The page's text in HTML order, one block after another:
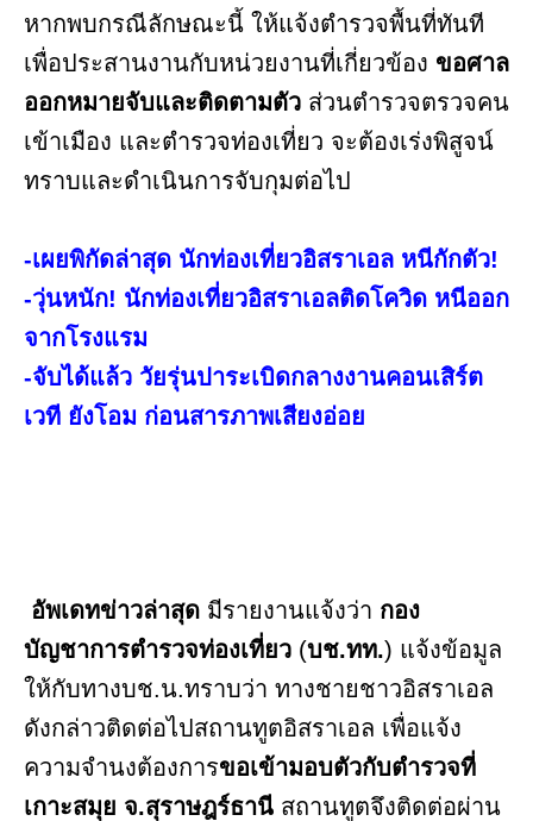
หากพบกรณีลักษณะนี้ ให้แจ้งตำรวจพื้นที่ทันที
เพื่อประสานงานกับหน่วยงานที่เกี่ยวข้อง ขอศาล
ออกหมายจับและติดตามตัว ส่วนตำรวจตรวจคน
เข้าเมือง และตำรวจท่องเที่ยว จะต้องเร่งพิสูจน์
ทราบและดำเนินการจับกุมต่อไป
-เผยพิกัดล่าสุด นักท่องเที่ยวอิสราเอล หนีกักตัว!
-วุ่นหนัก! นักท่องเที่ยวอิสราเอลติดโควิด หนีออก
จากโรงแรม
-จับได้แล้ว วัยรุ่นปาระเบิดกลางงานคอนเสิร์ต
เวที ยังโอม ก่อนสารภาพเสียงอ่อย
อัพเดทข่าวล่าสุด มีรายงานแจ้งว่า กอง
บัญชาการตำรวจท่องเที่ยว (บช.ทท.) แจ้งข้อมูล
ให้กับทางบช.น.ทราบว่า ทางชายชาวอิสราเอล
ดังกล่าวติดต่อไปสถานทูตอิสราเอล เพื่อแจ้ง
ความจำนงต้องการขอเข้ามอบตัวกับตำรวจที่
เกาะสมุย จ.สุราษฎร์ธานี สถานทูตจึงติดต่อผ่าน